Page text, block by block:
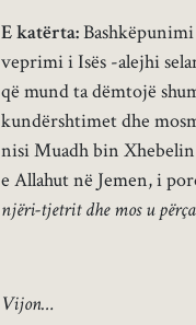
E katërta:
veprimi i Isës -alejhi
që mund ta dëmtojë
kundërshtimet dhe
nisi Muadh bin
e Allahut në Jemen, i
njëri-tjetrit dhe mos u
Vijon…